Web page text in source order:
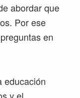
abordar que
Por ese
en
educación